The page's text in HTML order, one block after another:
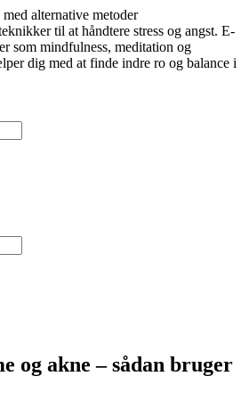
med alternative metoder
til at håndtere stress og angst. E-
som mindfulness, meditation og
dig med at finde indre ro og balance i
og akne – sådan bruger